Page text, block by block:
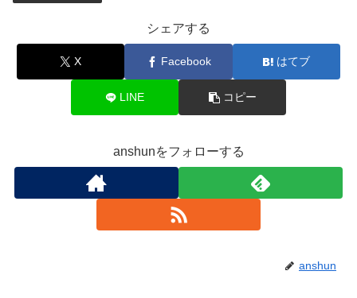
シェアする
X Facebook はてブ
LINE コピー
anshunをフォローする
anshun